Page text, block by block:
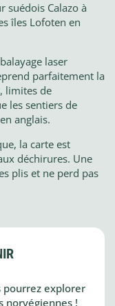
suédois Calazo à
îles Lofoten en
laser
parfaitement la
limites de
les sentiers de
anglais.
la carte est
déchirures. Une
plis et ne perd pas
pourrez explorer
norvégiennes !